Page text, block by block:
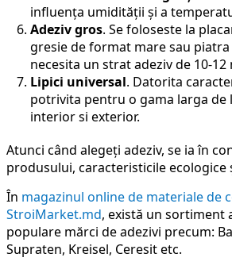
influența umidității și a
Adeziv gros. Se foloseste la
gresie de format mare sau
necesita un strat adeziv de 10-12
Lipici universal. Datorita
potrivita pentru o gama larga de
interior si exterior.
Atunci când alegeți adeziv, se ia în
produsului, caracteristicile ecologice
În magazinul online de materiale de
StroiMarket.md, există un sortiment
populare mărci de adezivi precum:
Supraten, Kreisel, Ceresit etc.